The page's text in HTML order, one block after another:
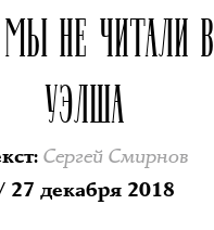
НЕ ЧИТАЛИ
УЭЛША
: Сергей Смирнов
27 декабря 2018